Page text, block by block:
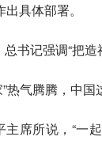
具体部署。
书记强调“把造
气腾腾，中国
席所说，“一